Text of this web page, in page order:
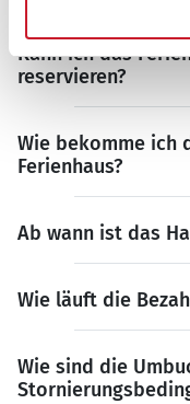
Kann ich das
reservieren?
Wie bekomme ich
Ferienhaus?
Ab wann ist das
Wie läuft die
Wie sind die